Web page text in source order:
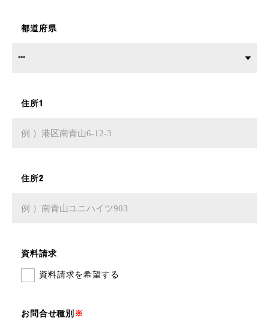
都道府県
住所1
住所2
資料請求
資料請求を希望する
お問合せ種別 ※